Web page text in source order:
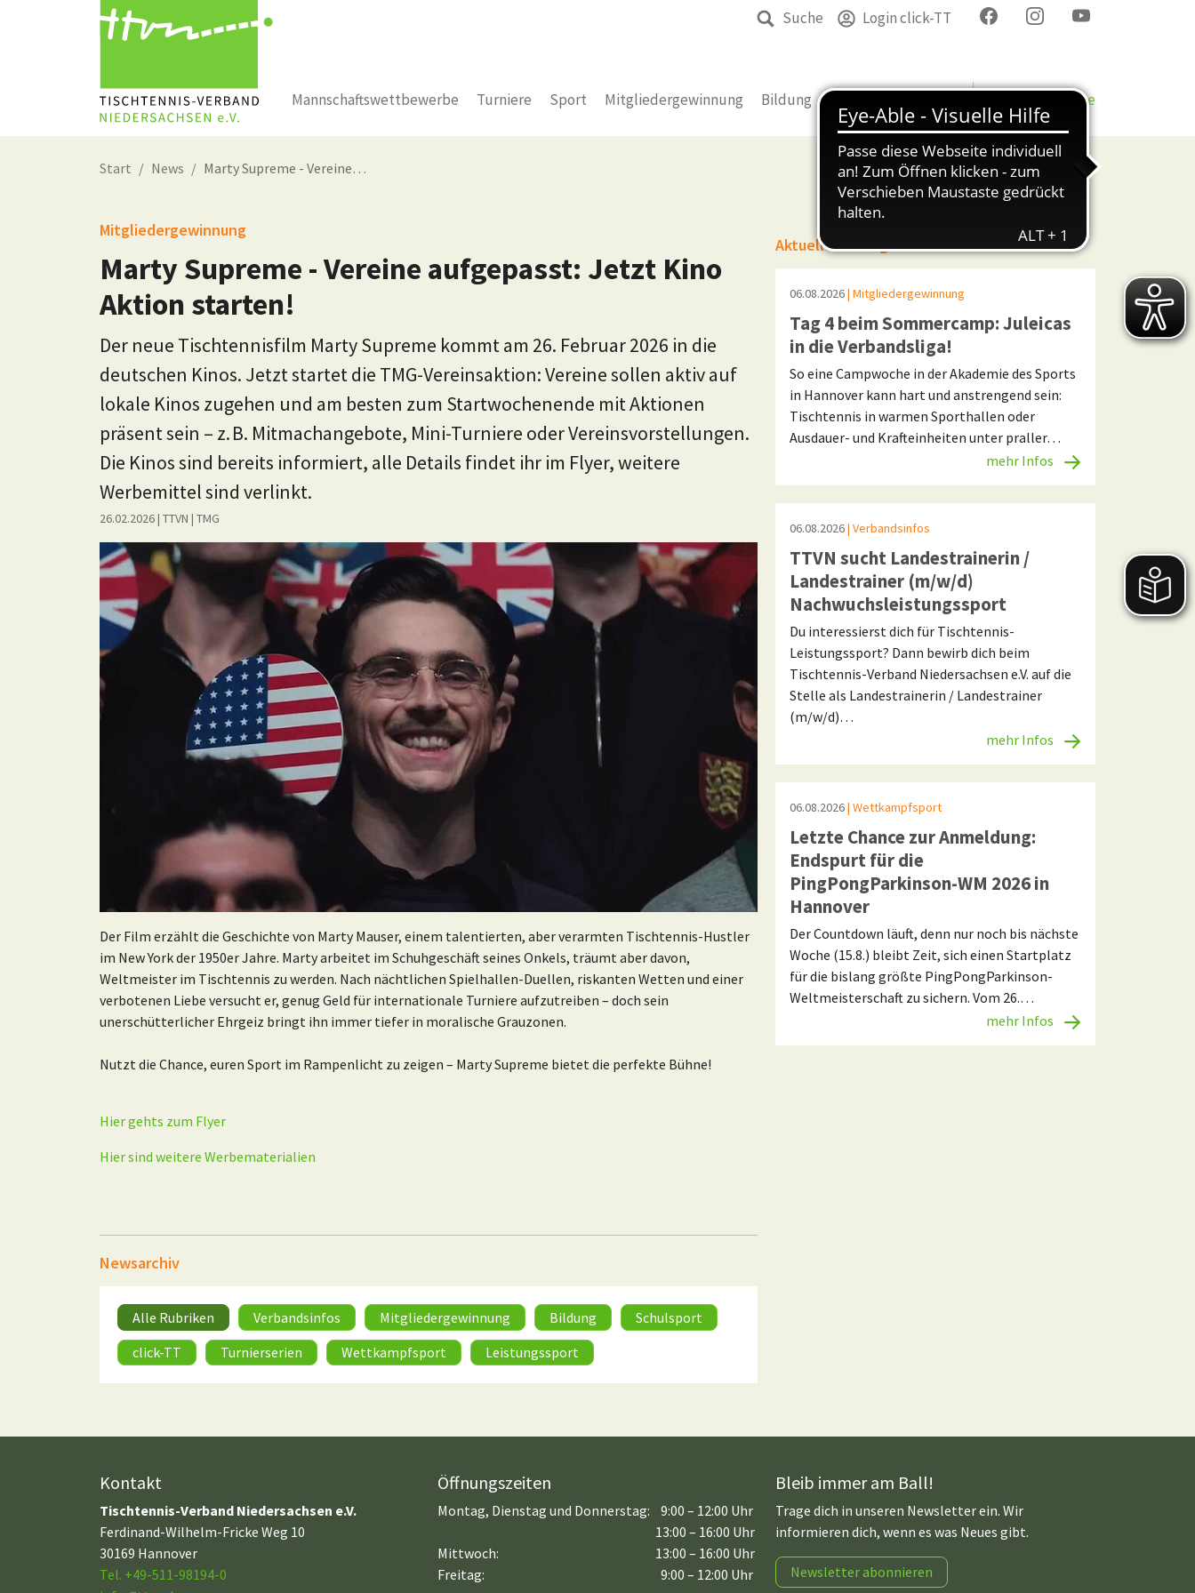
Suche Login click-TT
Mannschaftswettbewerbe Turniere Sport Mitgliedergewinnung Bildung Bezirke & Kreise
Start News Marty Supreme - Vereine…
Mitgliedergewinnung
Marty Supreme - Vereine aufgepasst: Jetzt Kino
Aktion starten!
Der neue Tischtennisfilm Marty Supreme kommt am 26. Februar 2026 in die
deutschen Kinos. Jetzt startet die TMG-Vereinsaktion: Vereine sollen aktiv auf
lokale Kinos zugehen und am besten zum Startwochenende mit Aktionen
präsent sein – z. B. Mitmachangebote, Mini-Turniere oder Vereinsvorstellungen.
Die Kinos sind bereits informiert, alle Details findet ihr im Flyer, weitere
Werbemittel sind verlinkt.
26.02.2026| TTVN | TMG
Der Film erzählt die Geschichte von Marty Mauser, einem talentierten, aber verarmten Tischtennis-Hustler
im New York der 1950er Jahre. Marty arbeitet im Schuhgeschäft seines Onkels, träumt aber davon,
Weltmeister im Tischtennis zu werden. Nach nächtlichen Spielhallen-Duellen, riskanten Wetten und einer
verbotenen Liebe versucht er, genug Geld für internationale Turniere aufzutreiben – doch sein
unerschütterlicher Ehrgeiz bringt ihn immer tiefer in moralische Grauzonen.
Nutzt die Chance, euren Sport im Rampenlicht zu zeigen – Marty Supreme bietet die perfekte Bühne!
Hier gehts zum Flyer
Hier sind weitere Werbematerialien
Aktuelle Beiträge
06.08.2026| Mitgliedergewinnung
Tag 4 beim Sommercamp: Juleicas
in die Verbandsliga!
So eine Campwoche in der Akademie des Sports
in Hannover kann hart und anstrengend sein:
Tischtennis in warmen Sporthallen oder
Ausdauer- und Krafteinheiten unter praller…
mehr Infos
06.08.2026| Verbandsinfos
TTVN sucht Landestrainerin /
Landestrainer (m/w/d)
Nachwuchsleistungssport
Du interessierst dich für Tischtennis-
Leistungssport? Dann bewirb dich beim
Tischtennis-Verband Niedersachsen e.V. auf die
Stelle als Landestrainerin / Landestrainer
(m/w/d)…
mehr Infos
06.08.2026| Wettkampfsport
Letzte Chance zur Anmeldung:
Endspurt für die
PingPongParkinson-WM 2026 in
Hannover
Der Countdown läuft, denn nur noch bis nächste
Woche (15.8.) bleibt Zeit, sich einen Startplatz
für die bislang größte PingPongParkinson-
Weltmeisterschaft zu sichern. Vom 26.…
mehr Infos
Newsarchiv
Alle Rubriken Verbandsinfos Mitgliedergewinnung Bildung
Schulsport
click-TT
Turnierserien Wettkampfsport Leistungssport
Kontakt
Tischtennis-Verband Niedersachsen e.V.
Ferdinand-Wilhelm-Fricke Weg 10
30169 Hannover
Tel. +49-511-98194-0
Öffnungszeiten
Montag, Dienstag und Donnerstag:
9:00 – 12:00 Uhr
13:00 – 16:00 Uhr
Mittwoch:
Freitag:
13:00 – 16:00 Uhr
9:00 – 12:00 Uhr
Bleib immer am Ball!
Trage dich in unseren Newsletter ein. Wir
informieren dich, wenn es was Neues gibt.
Newsletter abonnieren